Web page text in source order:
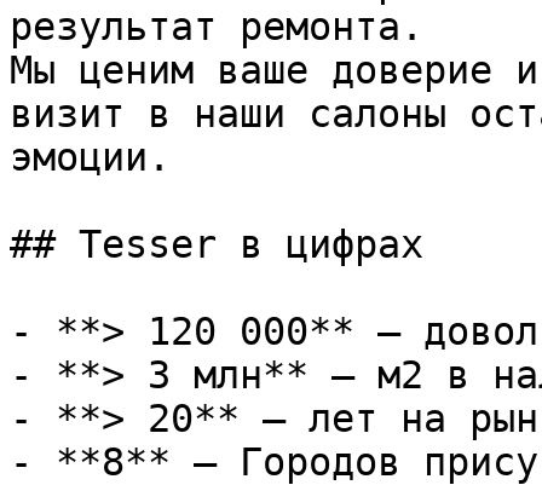
результат ремонта.
Мы ценим ваше доверие
визит в наши салоны
эмоции.
## Tesser в цифрах
- **> 120 000** —
- **> 3 млн** — м2 в
- **> 20** — лет на
- **8** — Городов